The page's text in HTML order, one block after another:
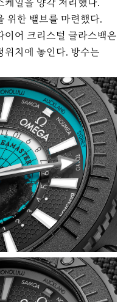
케일을 양각 처리했다.
위한 밸브를 마련했다.
어 크리스털 글라스백은
위치에 놓인다. 방수는